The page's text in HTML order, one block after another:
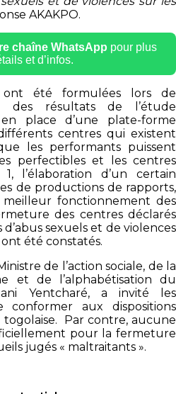
AKAKPO.
chaîne WhatsApp pour plus
et d’infos.
ont été formulées lors de
des résultats de l’étude
place d’une plate-forme
centres qui existent
les performants puissent
perfectibles et les centres
l’élaboration d’un certain
de productions de rapports,
fonctionnement des
des centres déclarés
sexuels et de violences
été constatés.
de l’action sociale, de la
et de l’alphabétisation du
Yentcharé, a invité les
aux dispositions
togolaise. Par contre, aucune
pour la fermeture
jugés « maltraitants ».